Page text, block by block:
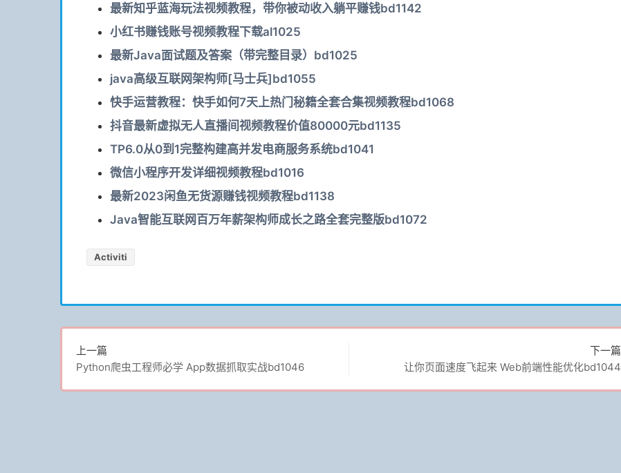
最新知乎蓝海玩法视频教程，带你被动收入躺平赚钱bd1142
小红书赚钱账号视频教程下载al1025
最新Java面试题及答案（带完整目录）bd1025
java高级互联网架构师[马士兵]bd1055
快手运营教程：快手如何7天上热门秘籍全套合集视频教程bd1068
抖音最新虚拟无人直播间视频教程价值80000元bd1135
TP6.0从0到1完整构建高并发电商服务系统bd1041
微信小程序开发详细视频教程bd1016
最新2023闲鱼无货源赚钱视频教程bd1138
Java智能互联网百万年薪架构师成长之路全套完整版bd1072
Activiti
上一篇
Python爬虫工程师必学 App数据抓取实战bd1046
下一篇
让你页面速度飞起来 Web前端性能优化bd1044